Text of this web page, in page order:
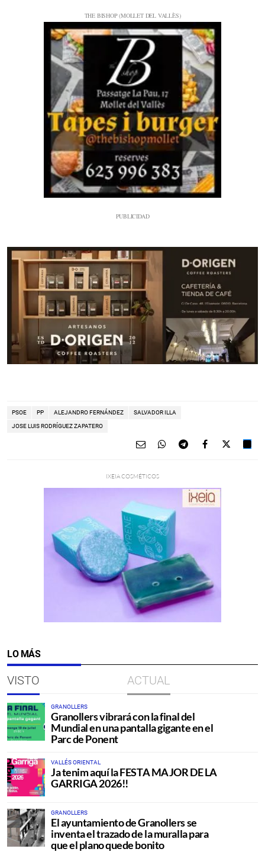
PSOE PP ALEJANDRO FERNÁNDEZ SALVADOR ILLA
JOSE LUIS RODRÍGUEZ ZAPATERO
LO MÁS
VISTO ACTUAL
GRANOLLERS
Granollers vibrará con la final del
Mundial en una pantalla gigante en el
Parc de Ponent
VALLÉS ORIENTAL
Ja tenim aquí la FESTA MAJOR DE LA
GARRIGA 2026!!
GRANOLLERS
El ayuntamiento de Granollers se
inventa el trazado de la muralla para
que el plano quede bonito